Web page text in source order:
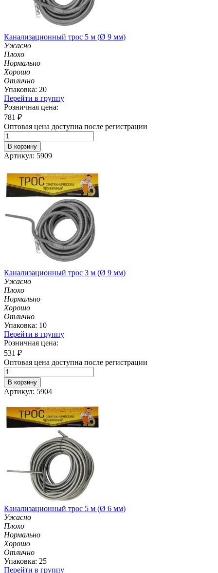
Канализационный трос 5 м (Ø 9 мм)
Ужасно
Плохо
Нормально
Хорошо
Отлично
Упаковка: 20
Перейти в группу
Розничная цена:
781 ₽
Оптовая цена доступна после регистрации
В корзину
Артикул: 5909
Канализационный трос 3 м (Ø 9 мм)
Ужасно
Плохо
Нормально
Хорошо
Отлично
Упаковка: 10
Перейти в группу
Розничная цена:
531 ₽
Оптовая цена доступна после регистрации
В корзину
Артикул: 5904
Канализационный трос 5 м (Ø 6 мм)
Ужасно
Плохо
Нормально
Хорошо
Отлично
Упаковка: 25
Перейти в группу